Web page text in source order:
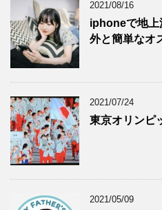
2021/08/16
iphoneで地上
外と簡単なオ
2021/07/24
東京オリンピ
2021/05/09